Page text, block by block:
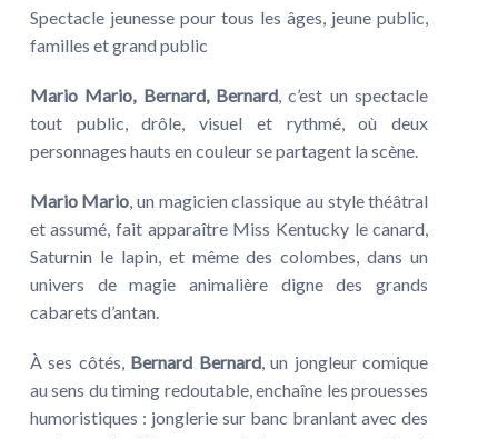
Spectacle jeunesse pour tous les âges, jeune public,
familles et grand public
Mario Mario, Bernard, Bernard, c’est un spectacle
tout public, drôle, visuel et rythmé, où deux
personnages hauts en couleur se partagent la scène.
Mario Mario, un magicien classique au style théâtral
et assumé, fait apparaître Miss Kentucky le canard,
Saturnin le lapin, et même des colombes, dans un
univers de magie animalière digne des grands
cabarets d’antan.
À ses côtés, Bernard Bernard, un jongleur comique
au sens du timing redoutable, enchaîne les prouesses
humoristiques : jonglerie sur banc branlant avec des